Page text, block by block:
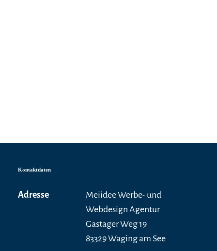
Kontaktdaten
Adresse
Meiidee Werbe- und
Webdesign Agentur
Gastager Weg 19
83329 Waging am See